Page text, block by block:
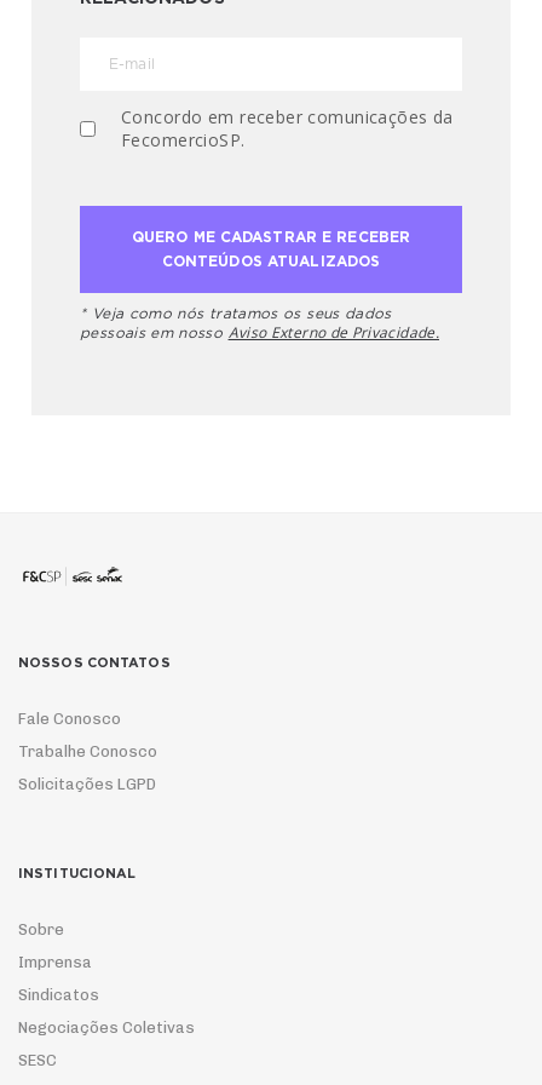
Concordo em receber comunicações da
FecomercioSP.
* Veja como nós tratamos os seus dados
pessoais em nosso Aviso Externo de Privacidade.
NOSSOS CONTATOS
Fale Conosco
Trabalhe Conosco
Solicitações LGPD
INSTITUCIONAL
Sobre
Imprensa
Sindicatos
Negociações Coletivas
SESC